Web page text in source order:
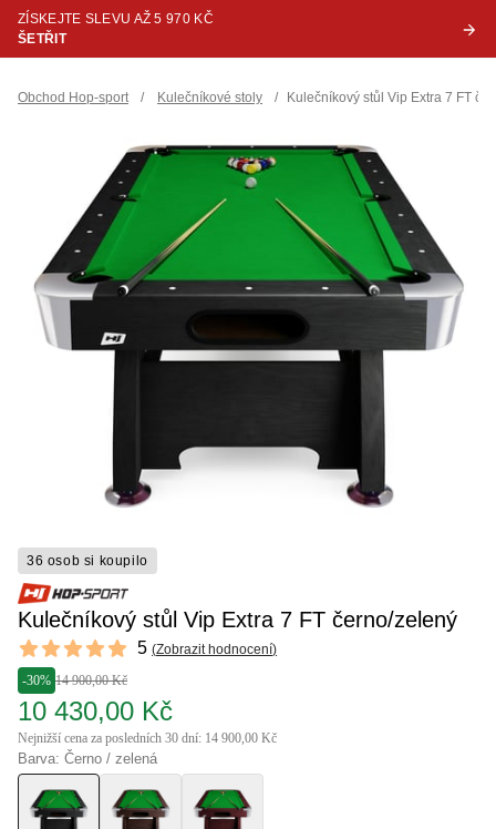
ZÍSKEJTE SLEVU AŽ 5 970 KČ
ŠETŘIT
Obchod Hop-sport / Kulečníkové stoly / Kulečníkový stůl Vip Extra 7 FT
36 osob si koupilo
Kulečníkový stůl Vip Extra 7 FT černo/zelený
Reviews
5 out of 5 stars 5 (Zobrazit hodnocení)
-30% 14 900,00 Kč
10 430,00 Kč
Nejnižší cena za posledních 30 dní: 14 900,00 Kč
Barva: Černo / zelená